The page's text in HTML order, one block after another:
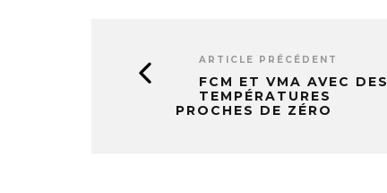
ARTICLE PRÉCÉDENT
FCM ET VMA AVEC DES
TEMPÉRATURES
PROCHES DE ZÉRO